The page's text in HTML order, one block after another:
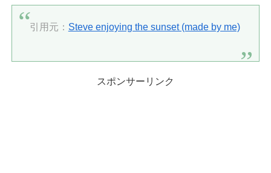
引用元： Steve enjoying the sunset (made by me)
スポンサーリンク